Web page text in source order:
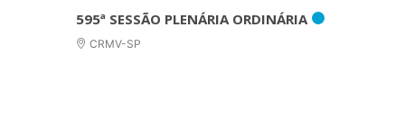
595ª SESSÃO PLENÁRIA ORDINÁRIA
CRMV-SP